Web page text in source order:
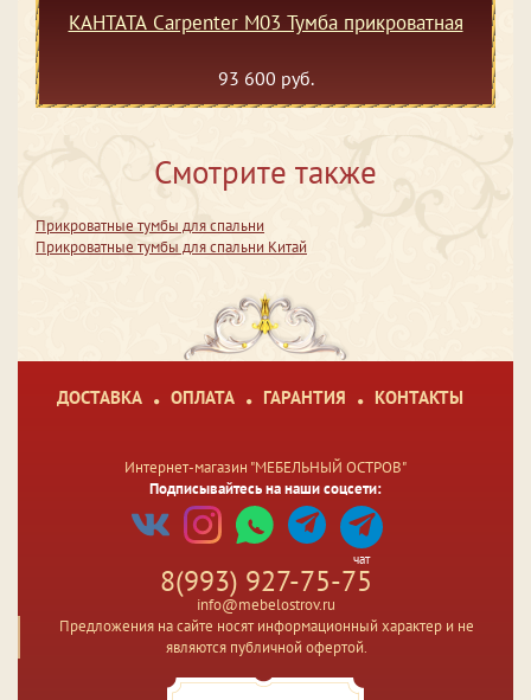
КАНТАТА Carpenter M03 Тумба прикроватная
93 600 руб.
Смотрите также
Прикроватные тумбы для спальни
Прикроватные тумбы для спальни Китай
ДОСТАВКА ОПЛАТА ГАРАНТИЯ КОНТАКТЫ
Интернет-магазин "МЕБЕЛЬНЫЙ ОСТРОВ"
Подписывайтесь на наши соцсети:
чат
8(993) 927-75-75
info@mebelostrov.ru
Предложения на сайте носят информационный характер и не
являются публичной офертой.